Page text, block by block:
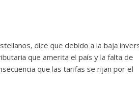
dice que debido a la baja
que amerita el país y la falta de
que las tarifas se rijan por el